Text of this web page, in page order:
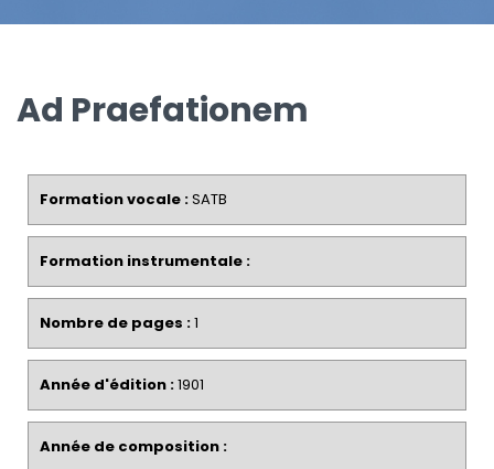
Ad Praefationem
Formation vocale :SATB
Formation instrumentale :
Nombre de pages :1
Année d'édition :1901
Année de composition :